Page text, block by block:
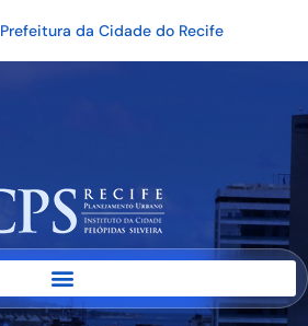
Prefeitura da Cidade do Recife